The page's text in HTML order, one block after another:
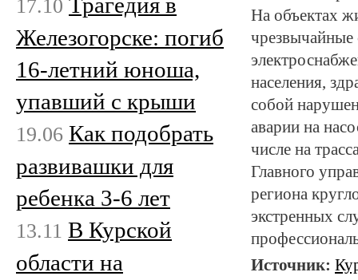
На объектах
чрезвычайные
населения,
собой
аварии на
числе на
Главного
региона
экстренных
Источник:
17.10
Железогорске: погиб
16-летний юноша,
упавший с крыши
19.06 Как подобрать
развивашки для
ребенка 3-6 лет
13.11 В Курской
области на